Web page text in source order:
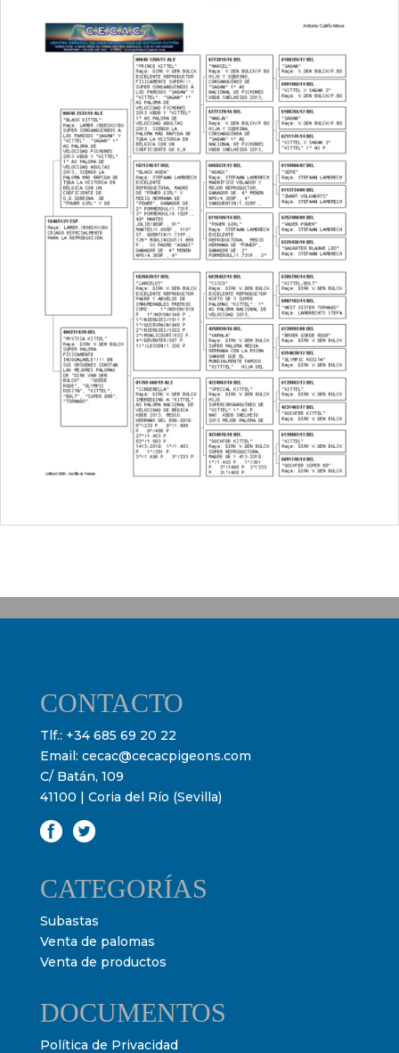
CONTACTO
Tlf.: +34 685 69 20 22
Email: cecac@cecacpigeons.com
C/ Batán, 109
41100 | Coria del Río (Sevilla)
CATEGORÍAS
Subastas
Venta de palomas
Venta de productos
DOCUMENTOS
Política de Privacidad